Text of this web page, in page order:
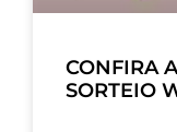
CONFIRA
SORTEIO